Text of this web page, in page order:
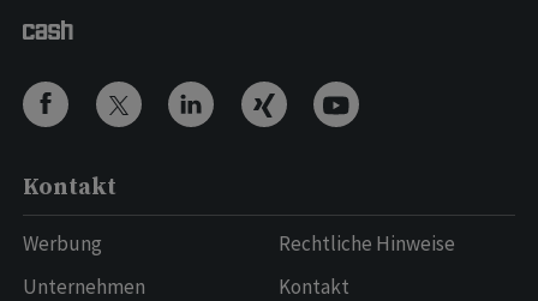
Kontakt
Werbung
Unternehmen
Rechtliche Hinweise
Kontakt